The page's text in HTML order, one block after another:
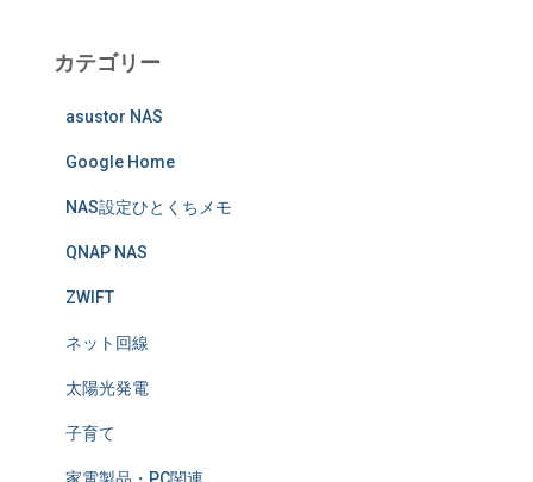
カテゴリー
asustor NAS
Google Home
NAS設定ひとくちメモ
QNAP NAS
ZWIFT
ネット回線
太陽光発電
子育て